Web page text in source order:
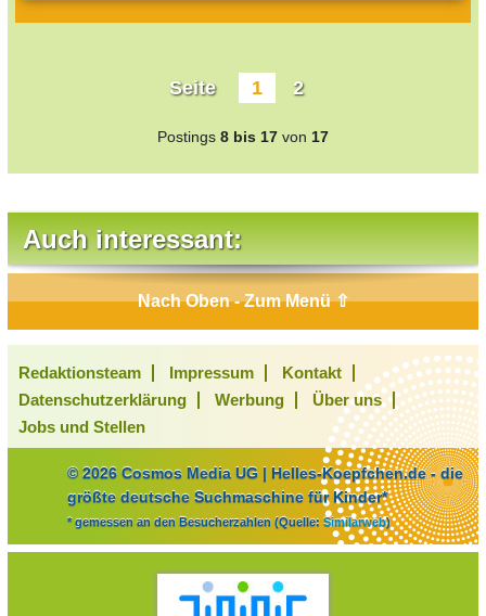
Seite 1 2
Postings 8 bis 17 von 17
Auch interessant:
Nach Oben - Zum Menü ⇧
Redaktionsteam Impressum
Kontakt
Datenschutzerklärung
Werbung
Über uns
Jobs und Stellen
© 2026 Cosmos Media UG | Helles-Koepfchen.de - die
größte deutsche Suchmaschine für Kinder*
* gemessen an den Besucherzahlen (Quelle: Similarweb)